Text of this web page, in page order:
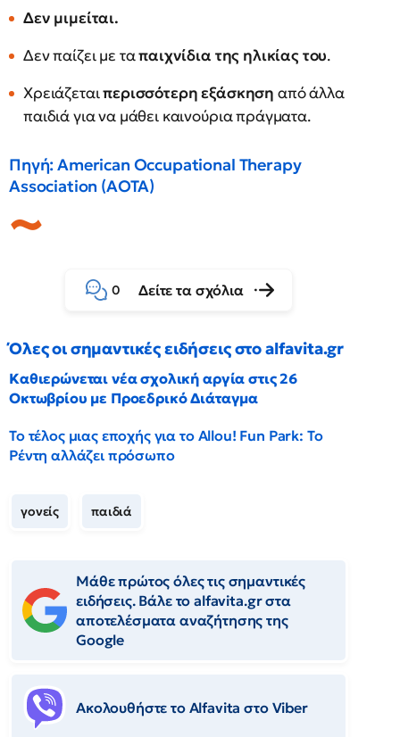
Δεν μιμείται.
Δεν παίζει με ταπαιχνίδια της ηλικίας του.
Χρειάζεταιπερισσότερη εξάσκηση από άλλα
παιδιά για να μάθει καινούρια πράγματα.
Πηγή: American Occupational Therapy
Association (AOTA)
0 Δείτε τα σχόλια
Όλες οι σημαντικές ειδήσεις στο alfavita.gr
Καθιερώνεται νέα σχολική αργία στις 26
Οκτωβρίου με Προεδρικό Διάταγμα
Το τέλος μιας εποχής για το Allou! Fun Park: Το
Ρέντη αλλάζει πρόσωπο
γονείς παιδιά
Μάθε πρώτος όλες τις σημαντικές
ειδήσεις. Βάλε το alfavita.gr στα
αποτελέσματα αναζήτησης της
Google
Ακολουθήστε το Αlfavita στο Viber